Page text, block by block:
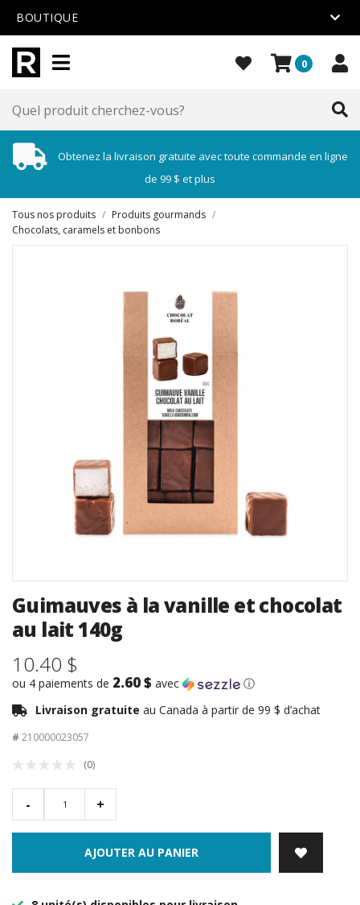
BOUTIQUE
0
Obtenez la livraison gratuite avec toute commande en ligne
de 99 $ et plus
Tous nos produits / Produits gourmands /
Chocolats, caramels et bonbons
Guimauves à la vanille et chocolat
au lait 140g
10.40 $
ou 4 paiements de 2.60 $ avec
ⓘ
Livraison gratuite au Canada à partir de 99 $ d’achat
# 210000023057
(0)
- +
AJOUTER AU PANIER